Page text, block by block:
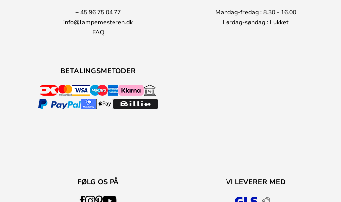
+ 45 96 75 04 77
info@lampemesteren.dk
FAQ
Mandag-fredag : 8.30 - 16.00
Lørdag-søndag : Lukket
BETALINGSMETODER
FØLG OS PÅ VI LEVERER MED